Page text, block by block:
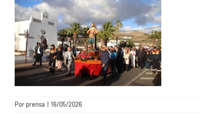
CONTACTO
Por prensa | 16/05/2026